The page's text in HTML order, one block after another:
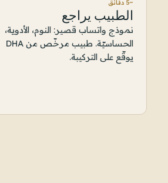
~5 دقائق
الطبيب يراجع
نموذج واتساب قصير: النوم، الأدوية،
الحساسيّة. طبيب مرخّص من DHA
يوقّع على التركيبة.